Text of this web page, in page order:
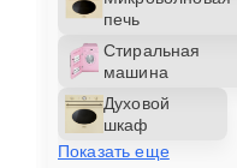
печь
Стиральная
машина
Духовой
шкаф
Показать еще